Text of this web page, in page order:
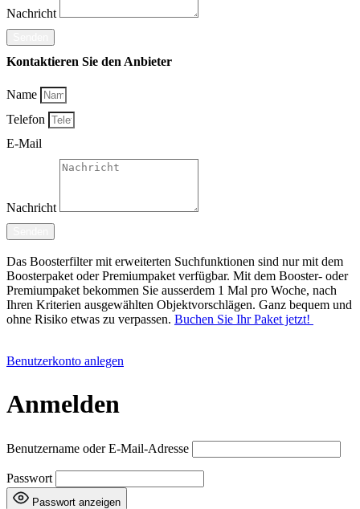
Nachricht
Kontaktieren Sie den Anbieter
Name
Telefon
E-Mail
Nachricht
Das Boosterfilter mit erweiterten Suchfunktionen sind nur mit dem
Boosterpaket oder Premiumpaket verfügbar. Mit dem Booster- oder
Premiumpaket bekommen Sie ausserdem 1 Mal pro Woche, nach
Ihren Kriterien ausgewählten Objektvorschlägen. Ganz bequem und
ohne Risiko etwas zu verpassen. Buchen Sie Ihr Paket jetzt!
Benutzerkonto anlegen
Anmelden
Benutzername oder E-Mail-Adresse
Passwort
Passwort anzeigen